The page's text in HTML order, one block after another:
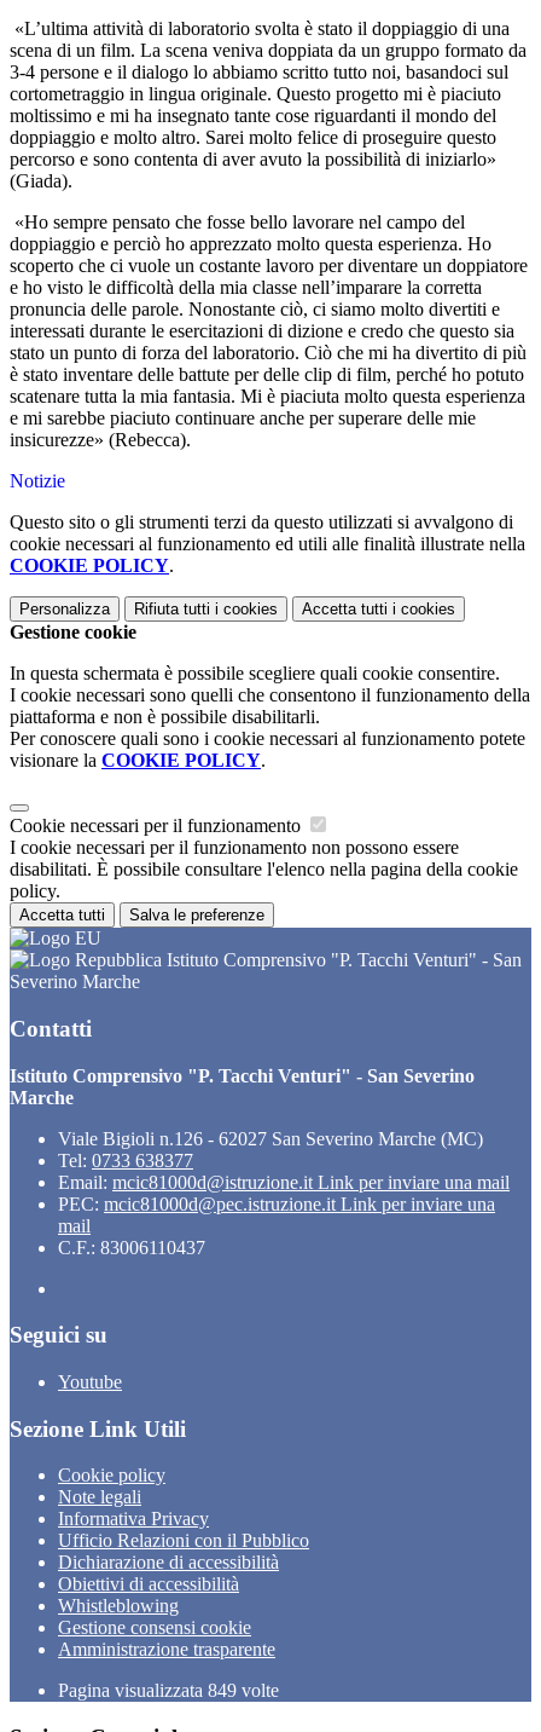
«L’ultima attività di laboratorio svolta è stato il doppiaggio di una
scena di un film. La scena veniva doppiata da un gruppo formato da
3-4 persone e il dialogo lo abbiamo scritto tutto noi, basandoci sul
cortometraggio in lingua originale. Questo progetto mi è piaciuto
moltissimo e mi ha insegnato tante cose riguardanti il mondo del
doppiaggio e molto altro. Sarei molto felice di proseguire questo
percorso e sono contenta di aver avuto la possibilità di iniziarlo»
(Giada).
«Ho sempre pensato che fosse bello lavorare nel campo del
doppiaggio e perciò ho apprezzato molto questa esperienza. Ho
scoperto che ci vuole un costante lavoro per diventare un doppiatore
e ho visto le difficoltà della mia classe nell’imparare la corretta
pronuncia delle parole. Nonostante ciò, ci siamo molto divertiti e
interessati durante le esercitazioni di dizione e credo che questo sia
stato un punto di forza del laboratorio. Ciò che mi ha divertito di più
è stato inventare delle battute per delle clip di film, perché ho potuto
scatenare tutta la mia fantasia. Mi è piaciuta molto questa esperienza
e mi sarebbe piaciuto continuare anche per superare delle mie
insicurezze» (Rebecca).
Notizie
Questo sito o gli strumenti terzi da questo utilizzati si avvalgono di
cookie necessari al funzionamento ed utili alle finalità illustrate nella
COOKIE POLICY.
Personalizza Rifiuta tutti i cookies Accetta tutti i cookies
Gestione cookie
In questa schermata è possibile scegliere quali cookie consentire.
I cookie necessari sono quelli che consentono il funzionamento della
piattaforma e non è possibile disabilitarli.
Per conoscere quali sono i cookie necessari al funzionamento potete
visionare la COOKIE POLICY.
Cookie necessari per il funzionamento
I cookie necessari per il funzionamento non possono essere
disabilitati. È possibile consultare l'elenco nella pagina della cookie
policy.
Accetta tutti Salva le preferenze
Istituto Comprensivo "P. Tacchi Venturi" - San
Severino Marche
Contatti
Istituto Comprensivo "P. Tacchi Venturi" - San Severino
Marche
Viale Bigioli n.126 - 62027 San Severino Marche (MC)
Tel: 0733 638377
Email: mcic81000d@istruzione.it Link per inviare una mail
PEC: mcic81000d@pec.istruzione.it Link per inviare una
mail
C.F.: 83006110437
Seguici su
Youtube
Sezione Link Utili
Cookie policy
Note legali
Informativa Privacy
Ufficio Relazioni con il Pubblico
Dichiarazione di accessibilità
Obiettivi di accessibilità
Whistleblowing
Gestione consensi cookie
Amministrazione trasparente
Pagina visualizzata 849 volte